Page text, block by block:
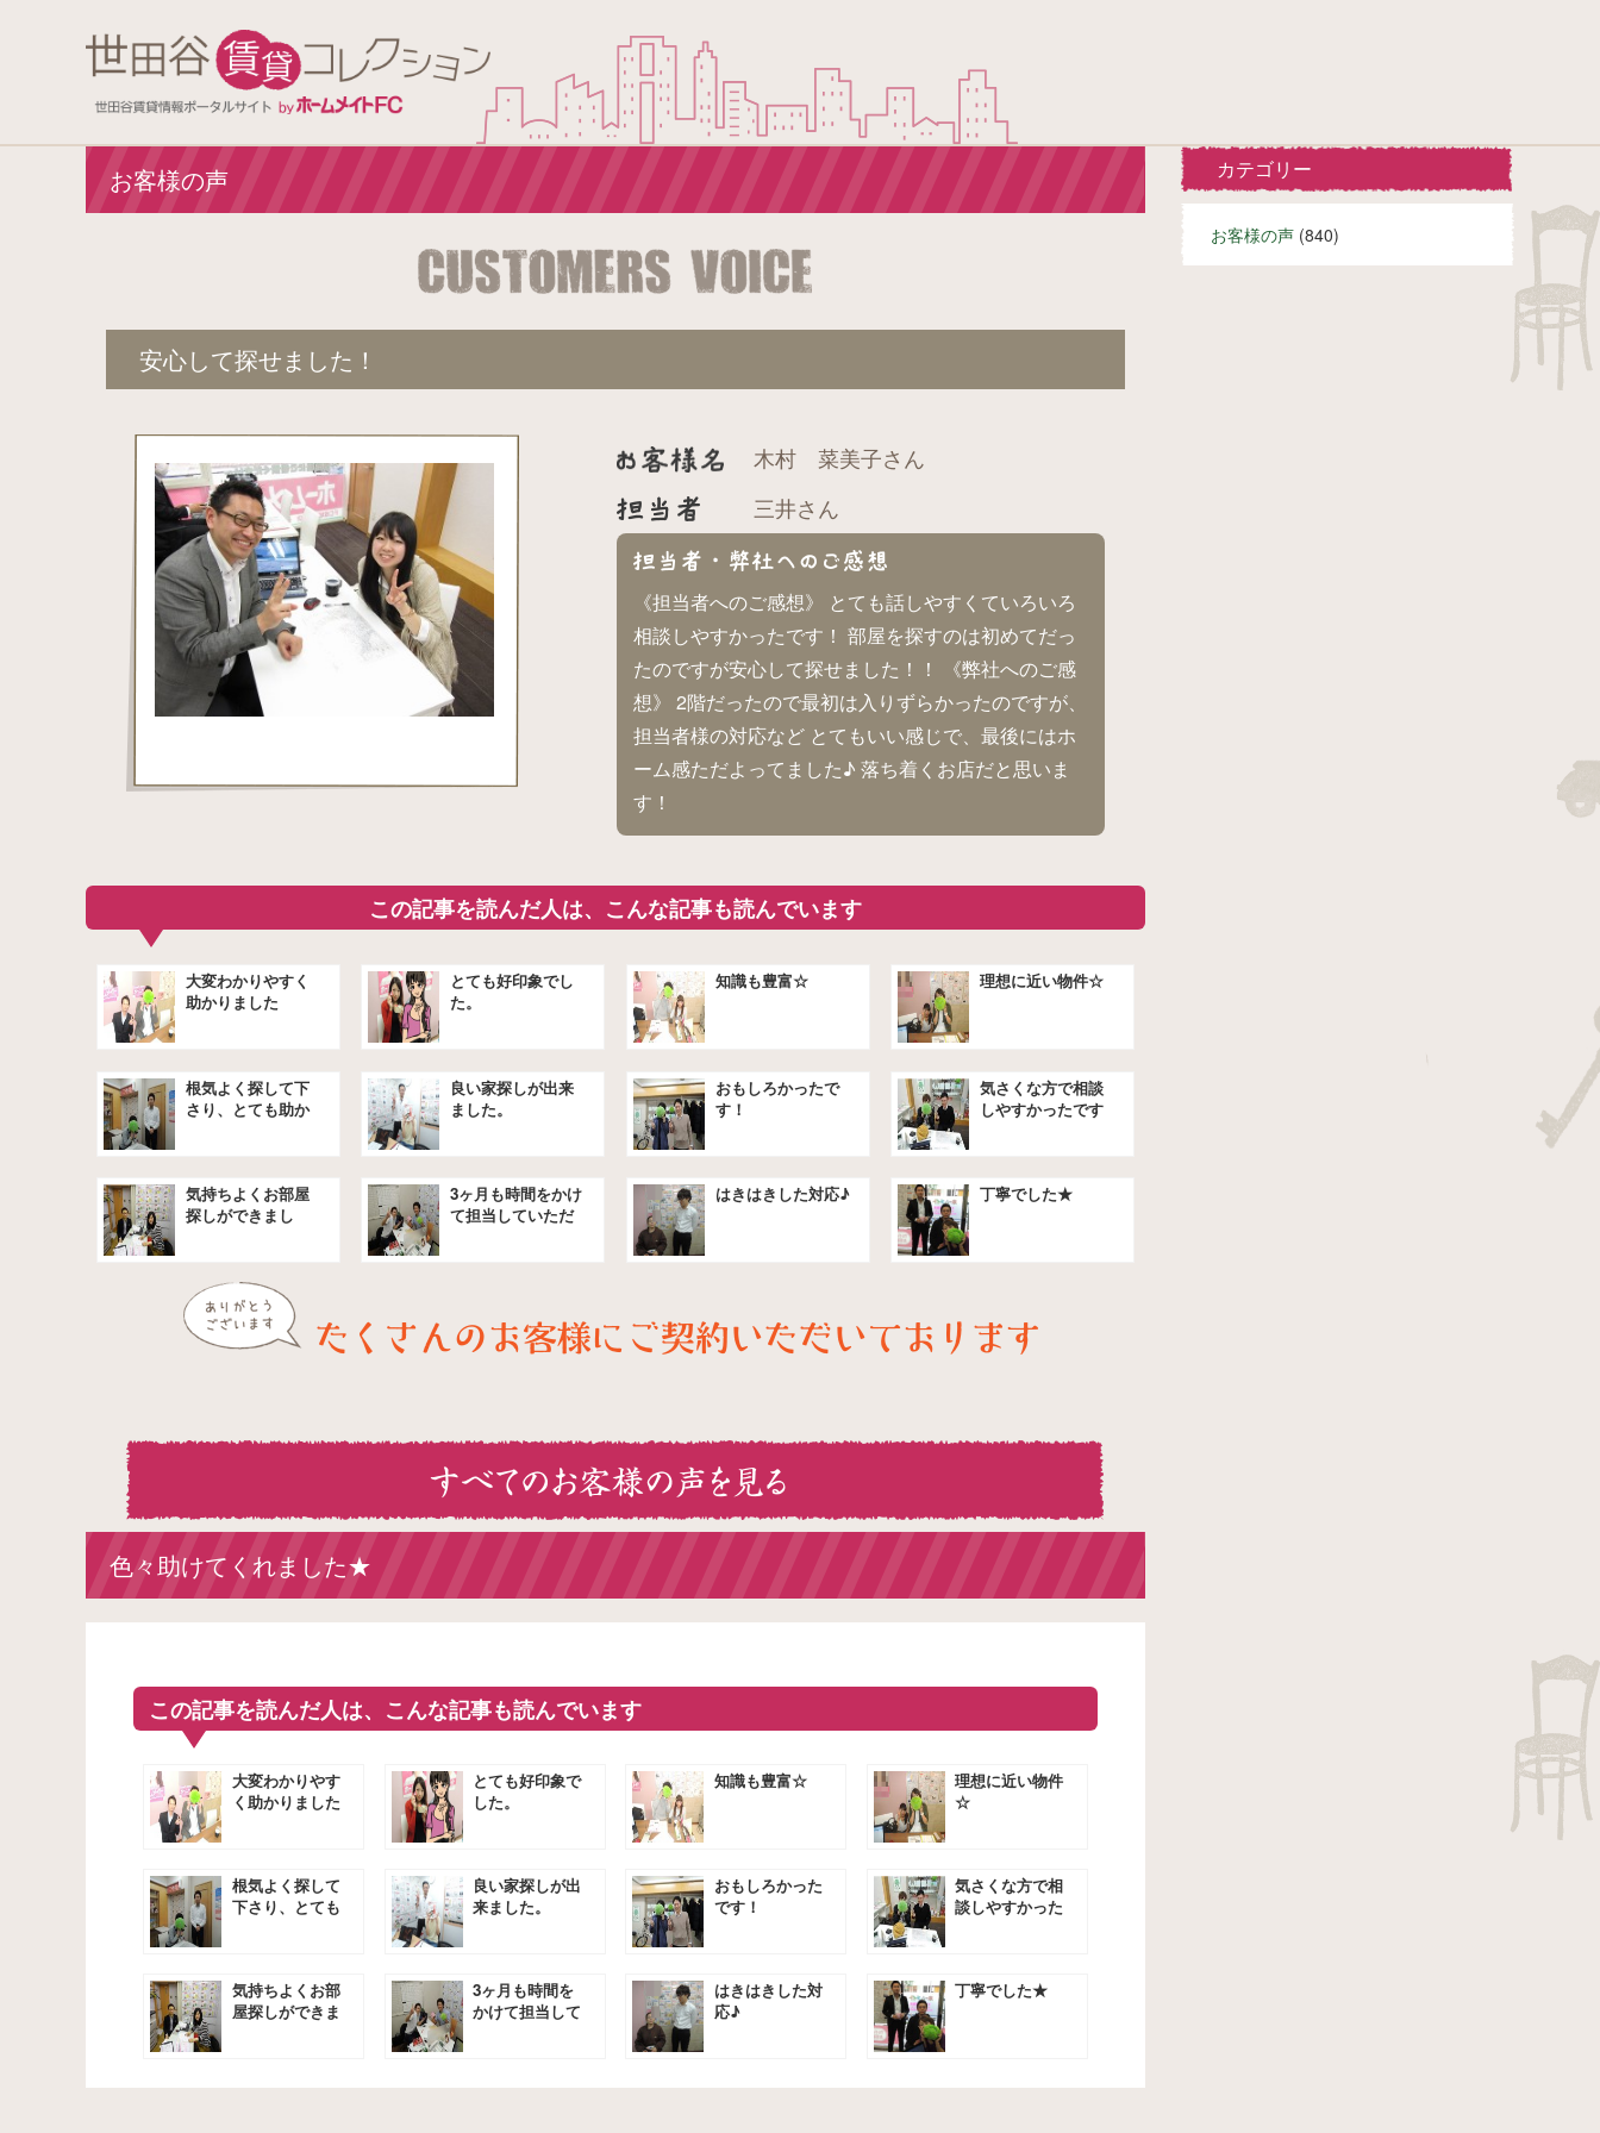
お客様の声
安心して探せました！
木村 菜美子さん
三井さん
《担当者へのご感想》 とても話しやすくていろいろ
相談しやすかったです！ 部屋を探すのは初めてだっ
たのですが安心して探せました！！ 《弊社へのご感
想》 2階だったので最初は入りずらかったのですが、
担当者様の対応など とてもいい感じで、最後にはホ
ーム感ただよってました♪ 落ち着くお店だと思いま
す！
この記事を読んだ人は、こんな記事も読んでいます
大変わかりやすく
助かりました
とても好印象でし
た。
知識も豊富☆ 理想に近い物件☆
根気よく探して下
さり、とても助か
良い家探しが出来
ました。
おもしろかったで
す！
気さくな方で相談
しやすかったです
気持ちよくお部屋
探しができまし
3ヶ月も時間をかけ
て担当していただ
はきはきした対応♪ 丁寧でした★
カテゴリー
お客様の声 (840)
色々助けてくれました★
この記事を読んだ人は、こんな記事も読んでいます
大変わかりやす
く助かりました
とても好印象で
した。
知識も豊富☆
理想に近い物件
☆
根気よく探して
下さり、とても
良い家探しが出
来ました。
おもしろかった
です！
気さくな方で相
談しやすかった
気持ちよくお部
屋探しができま
3ヶ月も時間を
かけて担当して
はきはきした対
応♪
丁寧でした★